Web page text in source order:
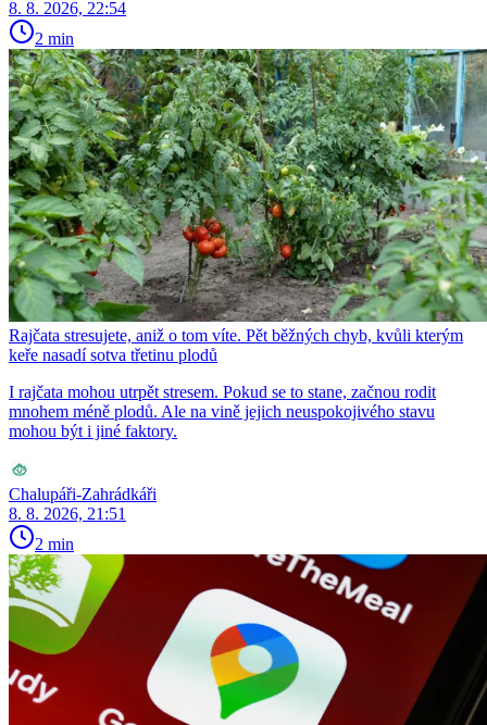
8. 8. 2026, 22:54
2 min
Rajčata stresujete, aniž o tom víte. Pět běžných chyb, kvůli kterým
keře nasadí sotva třetinu plodů
I rajčata mohou utrpět stresem. Pokud se to stane, začnou rodit
mnohem méně plodů. Ale na vině jejich neuspokojivého stavu
mohou být i jiné faktory.
Chalupáři-Zahrádkáři
8. 8. 2026, 21:51
2 min